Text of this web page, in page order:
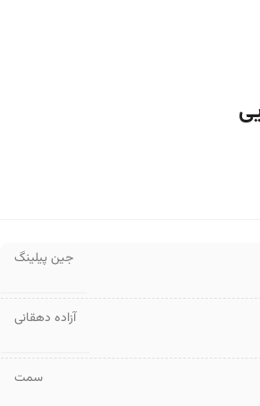
جین پیلینگ
آزاده دهقانی
سمت